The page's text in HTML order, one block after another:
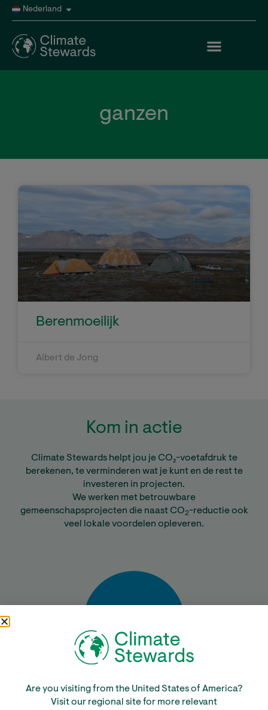
Nederland
ganzen
Berenmoeilijk
Albert de Jong
Kom in actie
Climate Stewards helpt jou je CO₂-voetafdruk te
berekenen, te verminderen wat je kunt en de rest te
investeren in projecten.
We werken met betrouwbare
gemeenschapsprojecten die naast CO2-reductie ook
veel lokale voordelen opleveren.
Bereken
Are you visiting from the United States of America?
Visit our regional site for more relevant